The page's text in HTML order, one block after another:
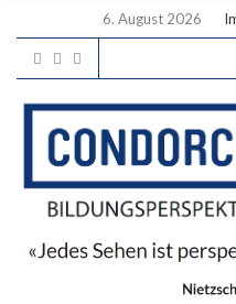
6. August 2026